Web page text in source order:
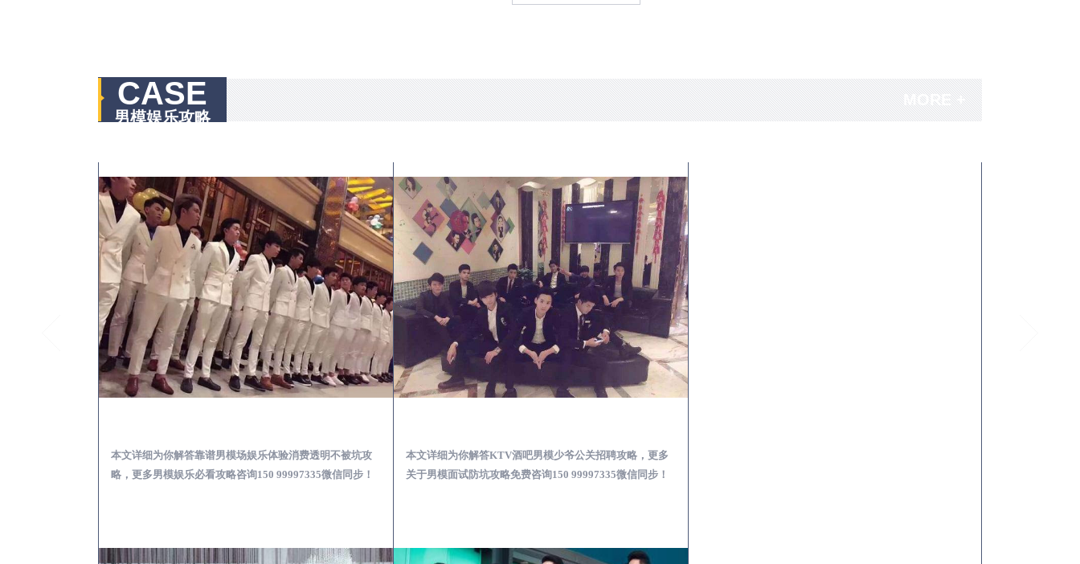
CASE
男模娱乐攻略
本文详细为你解答靠谱男模场娱乐体验消费透明不被坑攻
略，更多男模娱乐必看攻略咨询150 99997335微信同步！
本文详细为你解答KTV酒吧男模少爷公关招聘攻略，更多
关于男模面试防坑攻略免费咨询150 99997335微信同步！